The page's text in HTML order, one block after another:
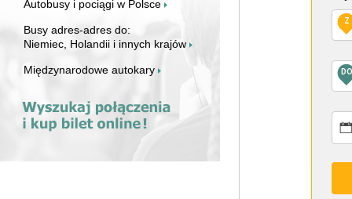
Autobusy i pociągi w Polsce
Busy adres-adres do:
Niemiec, Holandii i innych krajów
Międzynarodowe autokary
Z
DO